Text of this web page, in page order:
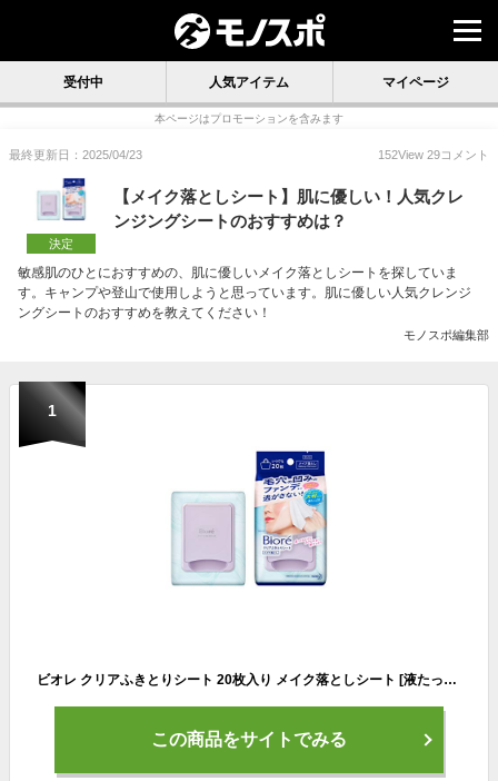
受付中 人気アイテム マイページ
本ページはプロモーションを含みます
最終更新日：2025/04/23 152View 29コメント
決定
【メイク落としシート】肌に優しい！人気クレ
ンジングシートのおすすめは？
敏感肌のひとにおすすめの、肌に優しいメイク落としシートを探していま
す。キャンプや登山で使用しようと思っています。肌に優しい人気クレンジ
ングシートのおすすめを教えてください！
モノスポ編集部
1
ビオレ クリアふきとりシート 20枚入り メイク落としシート [液たっぷりの大判シート][オイルフリー] クレンジング
この商品をサイトでみる